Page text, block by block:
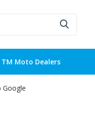
TM Moto Dealers
Google